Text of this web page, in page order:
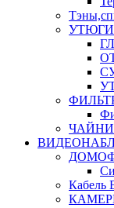
УТЮГИ/